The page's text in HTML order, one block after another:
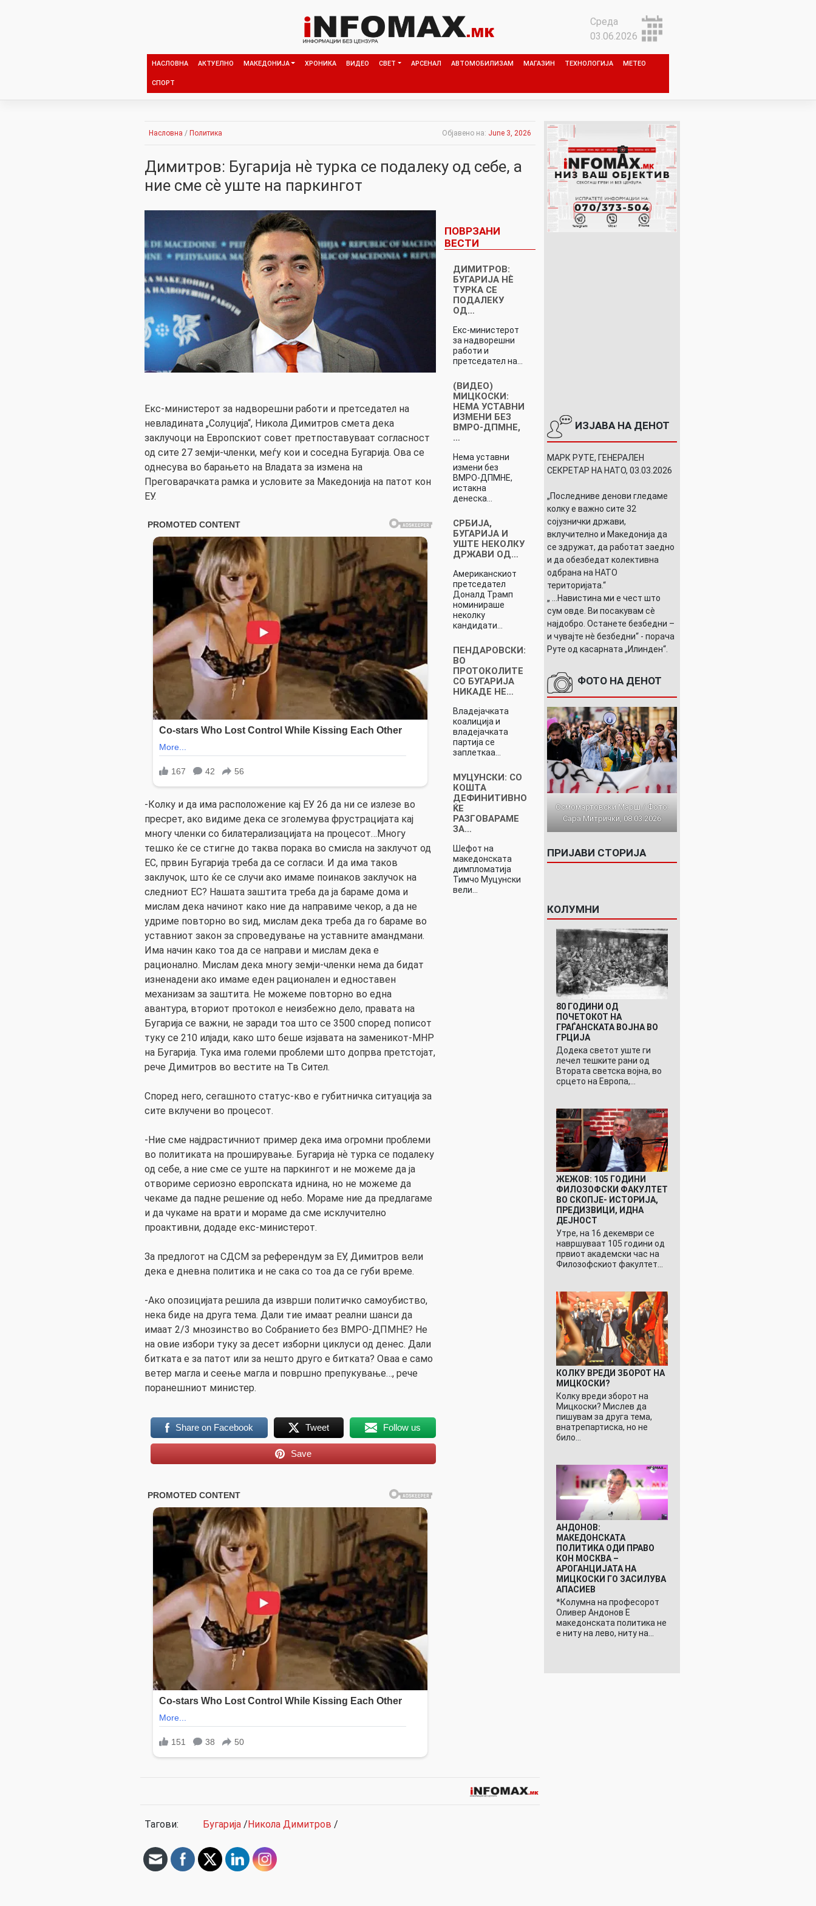
Среда
03.06.2026
НАСЛОВНА АКТУЕЛНО МАКЕДОНИЈА ХРОНИКА ВИДЕО СВЕТ АРСЕНАЛ АВТОМОБИЛИЗАМ МАГАЗИН ТЕХНОЛОГИЈА МЕТЕО
СПОРТ
Насловна / Политика Објавено на: June 3, 2026
Димитров: Бугарија нѐ турка се подалеку од себе, а
ние сме сѐ уште на паркингот
Екс-министерот за надворешни работи и претседател на
невладината „Солуција“, Никола Димитров смета дека
заклучоци на Европскиот совет претпоставуваат согласност
од сите 27 земји-членки, меѓу кои и соседна Бугарија. Ова се
однесува во барањето на Владата за измена на
Преговарачката рамка и условите за Македонија на патот кон
ЕУ.
-Колку и да има расположение кај ЕУ 26 да ни се излезе во
пресрет, ако видиме дека се зголемува фрустрацијата кај
многу членки со билатерализацијата на процесот…Многу
тешко ќе се стигне до таква порака во смисла на заклучот од
ЕС, првин Бугарија треба да се согласи. И да има таков
заклучок, што ќе се случи ако имаме поинаков заклучок на
следниот ЕС? Нашата заштита треба да ја бараме дома и
мислам дека начинот како ние да направиме чекор, а да не
удриме повторно во ѕид, мислам дека треба да го бараме во
уставниот закон за спроведување на уставните амандмани.
Има начин како тоа да се направи и мислам дека е
рационално. Мислам дека многу земји-членки нема да бидат
изненадени ако имаме еден рационален и едноставен
механизам за заштита. Не можеме повторно во една
авантура, вториот протокол е неизбежно дело, правата на
Бугарија се важни, не заради тоа што се 3500 според пописот
туку се 210 илјади, како што беше изјавата на заменикот-МНР
на Бугарија. Тука има големи проблеми што допрва претстојат,
рече Димитров во вестите на Тв Сител.
Според него, сегашното статус-кво е губитничка ситуација за
сите вклучени во процесот.
-Ние сме најдрастичниот пример дека има огромни проблеми
во политиката на проширување. Бугарија нѐ турка се подалеку
од себе, а ние сме се уште на паркингот и не можеме да ја
отвориме сериозно европската иднина, но не можеме да
чекаме да падне решение од небо. Мораме ние да предлагаме
и да чукаме на врати и мораме да сме исклучително
проактивни, додаде екс-министерот.
За предлогот на СДСМ за референдум за ЕУ, Димитров вели
дека е дневна политика и не сака со тоа да се губи време.
-Ако опозицијата решила да изврши политичко самоубиство,
нека биде на друга тема. Дали тие имаат реални шанси да
имаат 2/3 мнозинство во Собранието без ВМРО-ДПМНЕ? Не
на овие избори туку за десет изборни циклуси од денес. Дали
битката е за патот или за нешто друго е битката? Оваа е само
ветер магла и сеење магла и површно препукување…, рече
поранешниот министер.
Share on Facebook Tweet Follow us
Save
ПОВРЗАНИ
ВЕСТИ
ДИМИТРОВ:
БУГАРИЈА НЀ
ТУРКА СЕ
ПОДАЛЕКУ
ОД…
Екс-министерот
за надворешни
работи и
претседател на…
(ВИДЕО)
МИЦКОСКИ:
НЕМА УСТАВНИ
ИЗМЕНИ БЕЗ
ВМРО-ДПМНЕ,
…
Нема уставни
измени без
ВМРО-ДПМНЕ,
истакна
денеска…
СРБИЈА,
БУГАРИЈА И
УШТЕ НЕКОЛКУ
ДРЖАВИ ОД…
Американскиот
претседател
Доналд Трамп
номинираше
неколку
кандидати…
ПЕНДАРОВСКИ:
ВО
ПРОТОКОЛИТЕ
СО БУГАРИЈА
НИКАДЕ НЕ…
Владејачката
коалиција и
владејачката
партија се
заплеткаа…
МУЦУНСКИ: СО
КОШТА
ДЕФИНИТИВНО
ЌЕ
РАЗГОВАРАМЕ
ЗА…
Шефот на
македонската
димпломатија
Тимчо Муцунски
вели…
Тагови: Бугарија / Никола Димитров /
ИЗЈАВА НА ДЕНОТ
МАРК РУТЕ, ГЕНЕРАЛЕН
СЕКРЕТАР НА НАТО, 03.03.2026
„Последниве денови гледаме
колку е важно сите 32
сојузнички држави,
вклучително и Македонија да
се здружат, да работат заедно
и да обезбедат колективна
одбрана на НАТО
територијата.“
„ ...Навистина ми е чест што
сум овде. Ви посакувам сè
најдобро. Останете безбедни –
и чувајте нè безбедни“ - порача
Руте од касарната „Илинден“.
ФОТО НА ДЕНОТ
Осмомартовски Марш / Фото:
Сара Митрички, 08.03.2026
ПРИЈАВИ СТОРИЈА
КОЛУМНИ
80 ГОДИНИ ОД
ПОЧЕТОКОТ НА
ГРАЃАНСКАТА ВОЈНА ВО
ГРЦИЈА
Додека светот уште ги
лечел тешките рани од
Втората светска војна, во
срцето на Европа,…
ЖЕЖОВ: 105 ГОДИНИ
ФИЛОЗОФСКИ ФАКУЛТЕТ
ВО СКОПЈЕ- ИСТОРИЈА,
ПРЕДИЗВИЦИ, ИДНА
ДЕЈНОСТ
Утре, на 16 декември се
навршуваат 105 години од
првиот академски час на
Филозофскиот факултет…
КОЛКУ ВРЕДИ ЗБОРОТ НА
МИЦКОСКИ?
Колку вреди зборот на
Мицкоски? Мислев да
пишувам за друга тема,
внатрепартиска, но не
било…
АНДОНОВ:
МАКЕДОНСКАТА
ПОЛИТИКА ОДИ ПРАВО
КОН МОСКВА –
АРОГАНЦИЈАТА НА
МИЦКОСКИ ГО ЗАСИЛУВА
АПАСИЕВ
*Колумна на професорот
Оливер Андонов Е
македонската политика не
е ниту на лево, ниту на…